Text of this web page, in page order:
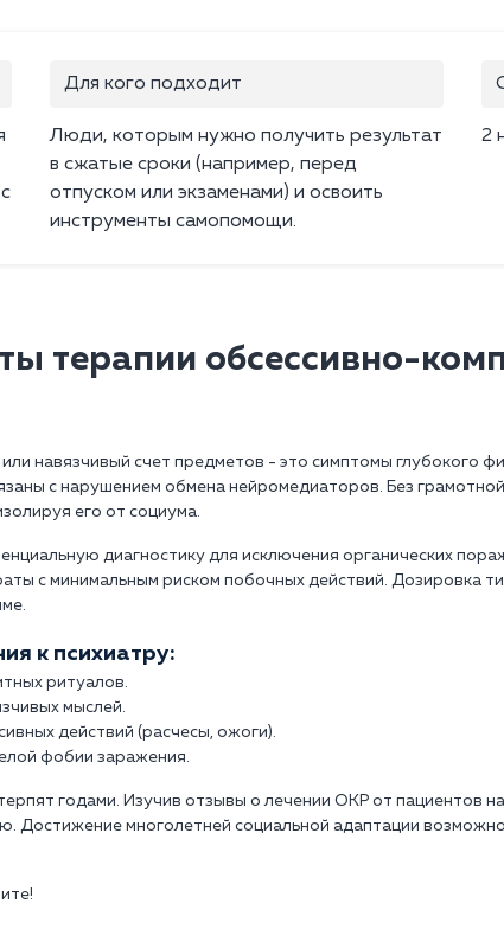
Для кого подходит
Люди, которым нужно получить результат
в сжатые сроки (например, перед
отпуском или экзаменами) и освоить
инструменты самопомощи.
2
терапии обсессивно-
навязчивый счет предметов - это симптомы глубокого
с нарушением обмена нейромедиаторов. Без
его от социума.
диагностику для исключения органических
с минимальным риском побочных действий. Дозировка
к психиатру:
ритуалов.
мыслей.
действий (расчесы, ожоги).
фобии заражения.
годами. Изучив отзывы о лечении ОКР от пациентов
Достижение многолетней социальной адаптации